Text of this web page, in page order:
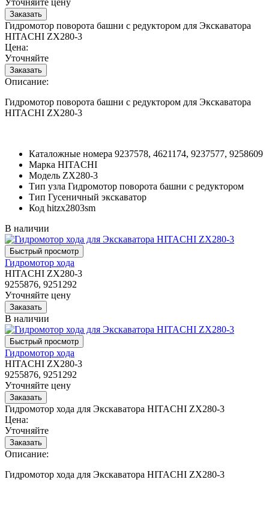
Гидромотор поворота башни с редуктором для Экскаватора
HITACHI ZX280-3
Цена:
Уточняйте
Описание:
Гидромотор поворота башни с редуктором для Экскаватора
HITACHI ZX280-3
Каталожные номера 9237578, 4621174, 9237577, 9258609
Марка HITACHI
Модель ZX280-3
Тип узла Гидромотор поворота башни с редуктором
Тип Гусеничный экскаватор
Код hitzx2803sm
В наличии
Гидромотор хода
HITACHI ZX280-3
9255876, 9251292
Уточняйте цену
В наличии
Гидромотор хода
HITACHI ZX280-3
9255876, 9251292
Уточняйте цену
Гидромотор хода для Экскаватора HITACHI ZX280-3
Цена:
Уточняйте
Описание:
Гидромотор хода для Экскаватора HITACHI ZX280-3